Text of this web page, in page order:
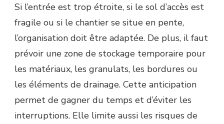
Si l’entrée est trop étroite, si le sol d’accès est
fragile ou si le chantier se situe en pente,
l’organisation doit être adaptée. De plus, il faut
prévoir une zone de stockage temporaire pour
les matériaux, les granulats, les bordures ou
les éléments de drainage. Cette anticipation
permet de gagner du temps et d’éviter les
interruptions. Elle limite aussi les risques de